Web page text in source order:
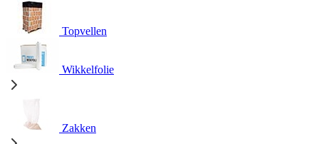
Topvellen
Wikkelfolie
Zakken